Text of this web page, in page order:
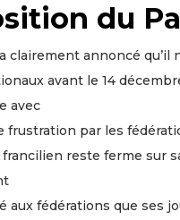
du
clairement annoncé qu’il
avant le 14
avec
frustration par les
reste ferme sur
aux fédérations que ses